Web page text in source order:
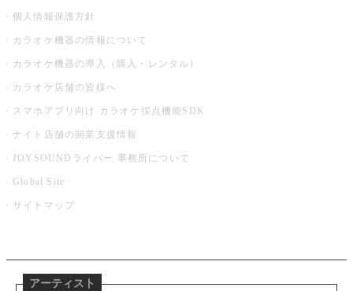
個人情報保護方針
カラオケ機器の情報について
カラオケ機器の導入（購入・レンタル）
カラオケ店舗の皆様へ
スマホアプリ向け カラオケ採点機能SDK
ナイト店舗の開業支援情報
JOYSOUNDライバー 事務所について
Global Site
サイトマップ
アーティスト